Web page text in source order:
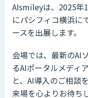
AIsmileyは、2025年
にパシフィコ横浜に
ースを出展します。
会場では、最新のAI
るAIポータルメディ
と、AI導入のご相談
来場を心よりお待ち